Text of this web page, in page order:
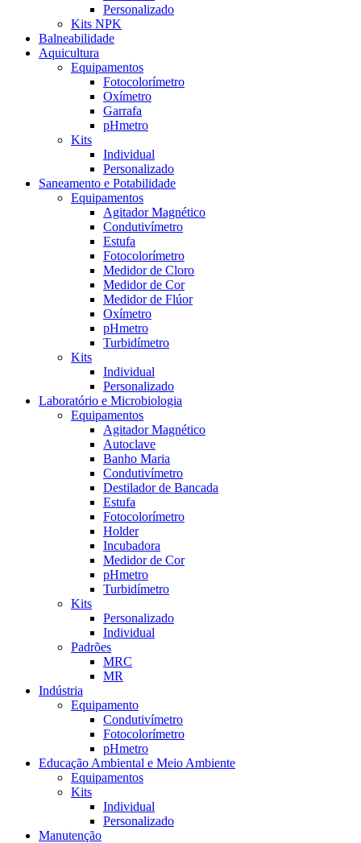
Personalizado
Kits NPK
Balneabilidade
Aquicultura
Equipamentos
Fotocolorímetro
Oxímetro
Garrafa
pHmetro
Kits
Individual
Personalizado
Saneamento e Potabilidade
Equipamentos
Agitador Magnético
Condutivímetro
Estufa
Fotocolorímetro
Medidor de Cloro
Medidor de Cor
Medidor de Flúor
Oxímetro
pHmetro
Turbidímetro
Kits
Individual
Personalizado
Laboratório e Microbiologia
Equipamentos
Agitador Magnético
Autoclave
Banho Maria
Condutivímetro
Destilador de Bancada
Estufa
Fotocolorímetro
Holder
Incubadora
Medidor de Cor
pHmetro
Turbidímetro
Kits
Personalizado
Individual
Padrões
MRC
MR
Indústria
Equipamento
Condutivímetro
Fotocolorímetro
pHmetro
Educação Ambiental e Meio Ambiente
Equipamentos
Kits
Individual
Personalizado
Manutenção